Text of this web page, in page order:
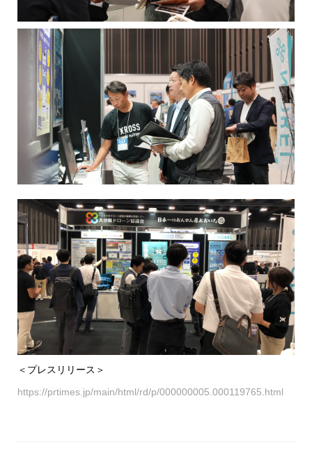
＜ プレスリリース ＞
https://prtimes.jp/main/html/rd/p/000000005.000119765.html